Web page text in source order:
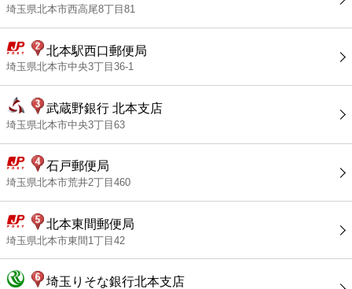
埼玉県北本市西高尾8丁目81
北本駅西口郵便局
埼玉県北本市中央3丁目36-1
武蔵野銀行 北本支店
埼玉県北本市中央3丁目63
石戸郵便局
埼玉県北本市荒井2丁目460
北本東間郵便局
埼玉県北本市東間1丁目42
埼玉りそな銀行北本支店